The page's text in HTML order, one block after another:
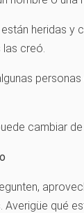
heridas y
creó.
cambiar
Averigüe qué